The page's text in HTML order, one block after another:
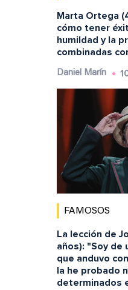
Marta Ortega
cómo tener
humildad y la
combinadas
Daniel Marín
FAMOSOS
La lección de
años): "Soy de
que anduvo
la he probado
determinados